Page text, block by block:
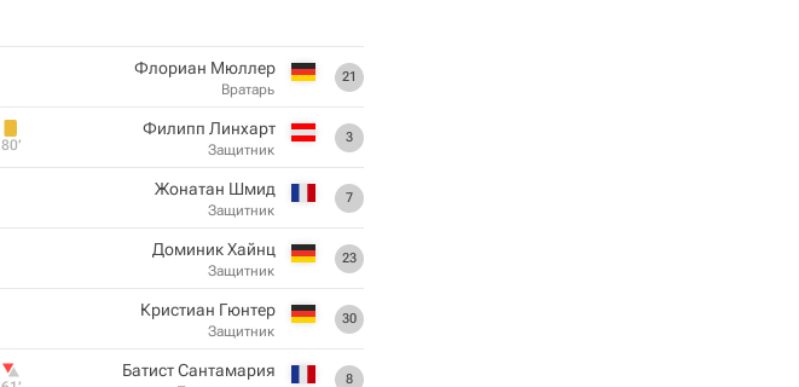
21
Флориан Мюллер
Вратарь
3
Филипп Линхарт
Защитник
80‎’‎
7
Жонатан Шмид
Защитник
23
Доминик Хайнц
Защитник
30
Кристиан Гюнтер
Защитник
8
Батист Сантамария